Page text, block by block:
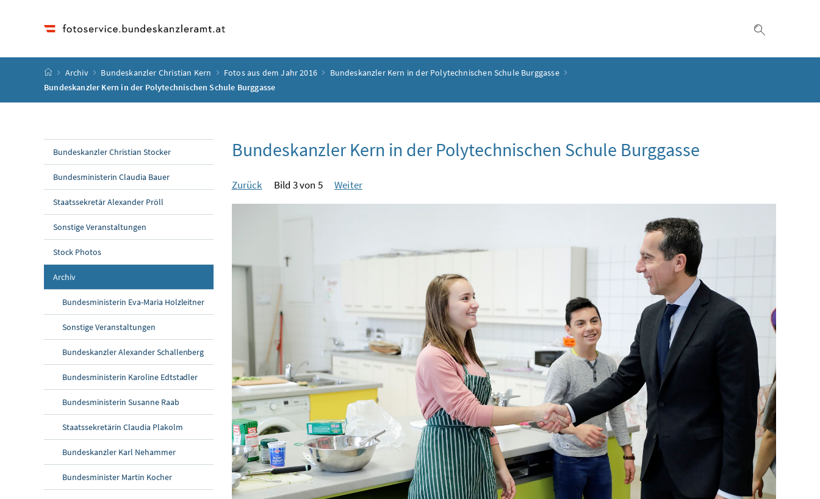
Startseite
Archiv Bundeskanzler Christian Kern Fotos aus dem Jahr 2016
Bundeskanzler Kern in der Polytechnischen Schule Burggasse
Bundeskanzler Kern in der Polytechnischen Schule Burggasse
Bundeskanzler Christian Stocker
Bundesministerin Claudia Bauer
Staatssekretär Alexander Pröll
Sonstige Veranstaltungen
Stock Photos
Archiv
Bundesministerin Eva-Maria Holzleitner
Sonstige Veranstaltungen
Bundeskanzler Alexander Schallenberg
Bundesministerin Karoline Edtstadler
Bundesministerin Susanne Raab
Staatssekretärin Claudia Plakolm
Bundeskanzler Karl Nehammer
Bundesminister Martin Kocher
Bundeskanzler Kern in der Polytechnischen Schule Burggasse
Zurück Bild 3 von 5 Weiter